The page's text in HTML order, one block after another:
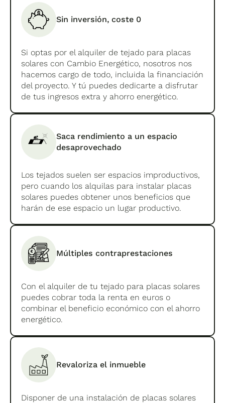
Sin inversión, coste 0
Si optas por el alquiler de tejado para placas
solares con Cambio Energético, nosotros nos
hacemos cargo de todo, incluida la financiación
del proyecto. Y tú puedes dedicarte a disfrutar
de tus ingresos extra y ahorro energético.
Saca rendimiento a un espacio
desaprovechado
Los tejados suelen ser espacios improductivos,
pero cuando los alquilas para instalar placas
solares puedes obtener unos beneficios que
harán de ese espacio un lugar productivo.
Múltiples contraprestaciones
Con el alquiler de tu tejado para placas solares
puedes cobrar toda la renta en euros o
combinar el beneficio económico con el ahorro
energético.
Revaloriza el inmueble
Disponer de una instalación de placas solares